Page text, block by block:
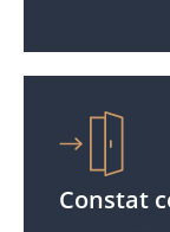
Constat